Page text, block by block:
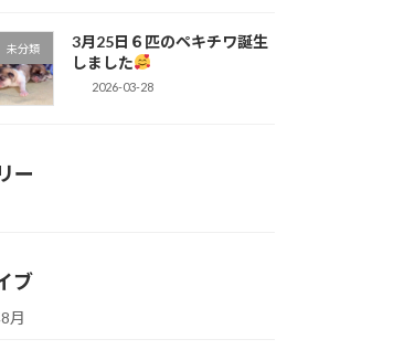
未分類
3月25日６匹のペキチワ誕生
しました
2026-03-28
ー
ブ
月